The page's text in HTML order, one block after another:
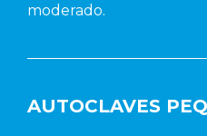
moderado.
AUTOCLAVES